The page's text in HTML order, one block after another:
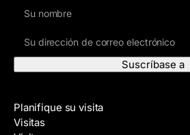
c
i
Planifique su visita
Visitas